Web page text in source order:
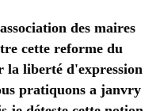
des maires
cette reforme du
liberté d'expression
pratiquons a janvry